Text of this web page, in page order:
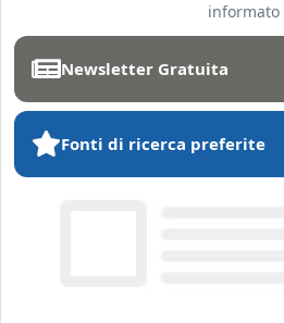
informato
Newsletter Gratuita
Fonti di ricerca preferite